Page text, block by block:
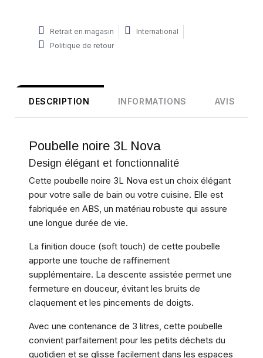
Retrait en magasin
International
Politique de retour
DESCRIPTION INFORMATIONS AVIS
Poubelle noire 3L Nova
Design élégant et fonctionnalité
Cette poubelle noire 3L Nova est un choix élégant
pour votre salle de bain ou votre cuisine. Elle est
fabriquée en ABS, un matériau robuste qui assure
une longue durée de vie.
La finition douce (soft touch) de cette poubelle
apporte une touche de raffinement
supplémentaire. La descente assistée permet une
fermeture en douceur, évitant les bruits de
claquement et les pincements de doigts.
Avec une contenance de 3 litres, cette poubelle
convient parfaitement pour les petits déchets du
quotidien et se glisse facilement dans les espaces